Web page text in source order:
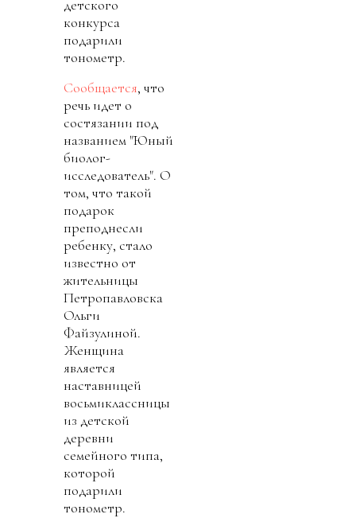
детского
конкурса
подарили
тонометр.
Сообщается, что
речь идет о
состязании под
названием "Юный
биолог-
исследователь". О
том, что такой
подарок
преподнесли
ребенку, стало
известно от
жительницы
Петропавловска
Ольги
Файзулиной.
Женщина
является
наставницей
восьмиклассницы
из детской
деревни
семейного типа,
которой
подарили
тонометр.